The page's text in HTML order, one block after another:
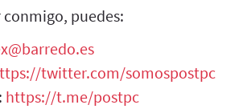
puedes:
twitter.com/somospostpc
https://t.me/postpc